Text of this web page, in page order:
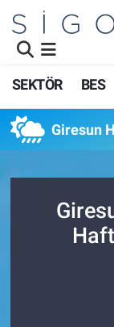
SEKTÖR BES
Giresun
Süper Lig
Son